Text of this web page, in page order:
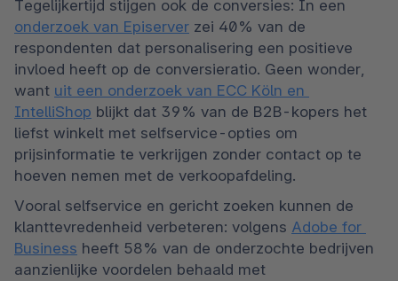
onderzoek van Episerver zei 40% van de
respondenten dat personalisering een positieve
invloed heeft op de conversieratio. Geen wonder,
want uit een onderzoek van ECC Köln en
IntelliShop blijkt dat 39% van de B2B-kopers het
liefst winkelt met selfservice-opties om
prijsinformatie te verkrijgen zonder contact op te
hoeven nemen met de verkoopafdeling.
Vooral selfservice en gericht zoeken kunnen de
klanttevredenheid verbeteren: volgens Adobe for
Business heeft 58% van de onderzochte bedrijven
aanzienlijke voordelen behaald met